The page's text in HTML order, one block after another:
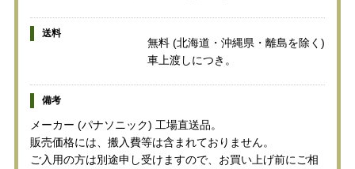
送料
無料 (北海道・沖縄県・離島を除く)
車上渡しにつき。
備考
メーカー (パナソニック) 工場直送品。
販売価格には、搬入費等は含まれておりません。
ご入用の方は別途申し受けますので、お買い上げ前にご相